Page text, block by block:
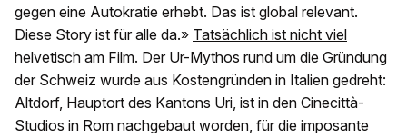
gegen eine Autokratie erhebt. Das ist global relevant.
Diese Story ist für alle da.» Tatsächlich ist nicht viel
helvetisch am Film. Der Ur-Mythos rund um die Gründung
der Schweiz wurde aus Kostengründen in Italien gedreht:
Altdorf, Hauptort des Kantons Uri, ist in den Cinecittà-
Studios in Rom nachgebaut worden, für die imposante